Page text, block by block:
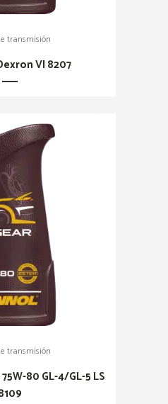
transmisión
VI 8207
transmisión
80 GL-4/GL-5 LS